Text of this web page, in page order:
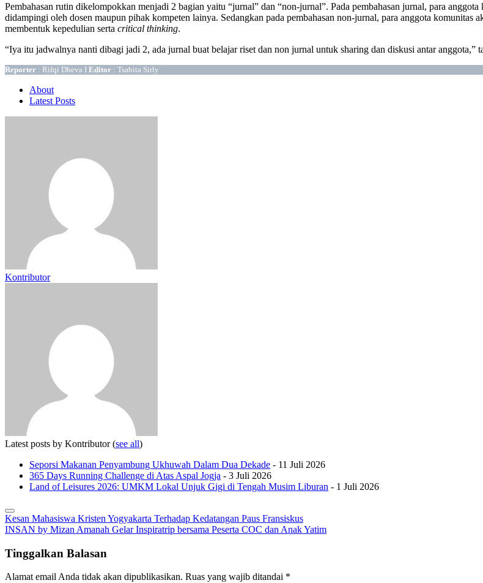
Pembahasan rutin dikelompokkan menjadi 2 bagian yaitu “jurnal” dan “non-jurnal”. Pada pembahasan jurnal, para
didampingi oleh dosen maupun pihak kompeten lainya. Sedangkan pada pembahasan non-jurnal, para anggota
membentuk kepedulian serta critical thinking.
“Iya itu jadwalnya nanti dibagi jadi 2, ada jurnal buat belajar riset dan non jurnal untuk sharing dan diskusi antar anggota,”
Reporter : Rifqi Dheva I Editor : Tsabita Sirly
About
Latest Posts
Kontributor
Latest posts by Kontributor(see all)
Seporsi Makanan Penyambung Ukhuwah Dalam Dua Dekade - 11 Juli 2026
365 Days Running Challenge di Atas Aspal Jogja - 3 Juli 2026
Land of Leisures 2026: UMKM Lokal Unjuk Gigi di Tengah Musim Liburan - 1 Juli 2026
Navigasi
pos
Kesan Mahasiswa Kristen Yogyakarta Terhadap Kedatangan Paus Fransiskus
INSAN by Mizan Amanah Gelar Inspiratrip bersama Peserta COC dan Anak Yatim
Tinggalkan Balasan
Alamat email Anda tidak akan dipublikasikan. Ruas yang wajib ditandai *